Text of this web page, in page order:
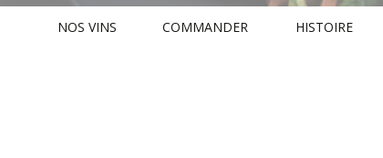
NOS VINS COMMANDER HISTOIRE